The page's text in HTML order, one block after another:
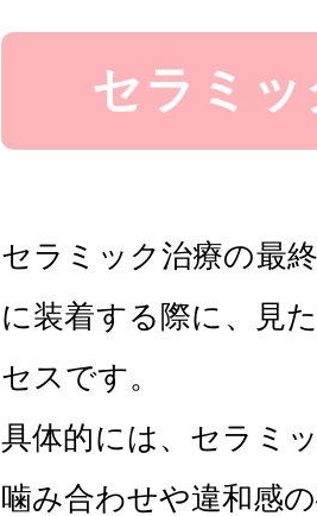
セラミ
セラミック治療の最
に装着する際に、見
セスです。
具体的には、セラミ
噛み合わせや違和感